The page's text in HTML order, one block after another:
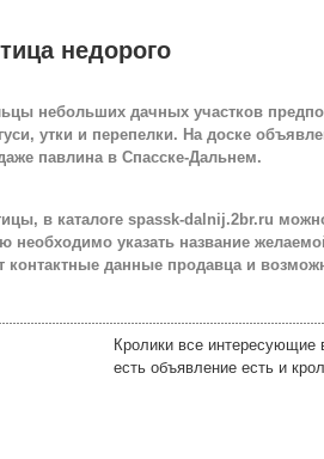
недорого
небольших дачных участков
утки и перепелки. На доске
павлина в Спасске-Дальнем.
в каталоге spassk-dalnij.2br.ru
необходимо указать название
контактные данные продавца и
Кролики все интересующие
есть объявление есть и